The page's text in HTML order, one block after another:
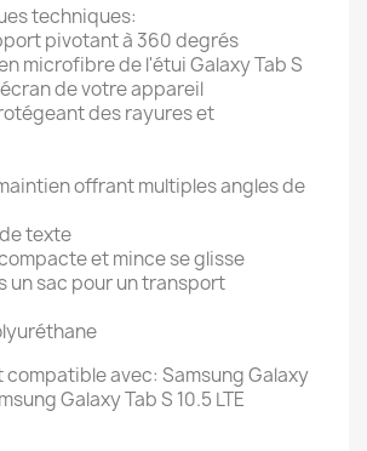
techniques:
pivotant à 360 degrés
microfibre de l'étui Galaxy Tab S
de votre appareil
des rayures et
offrant multiples angles de
texte
et mince se glisse
un sac pour un transport
avec: Samsung Galaxy
Galaxy Tab S 10.5 LTE